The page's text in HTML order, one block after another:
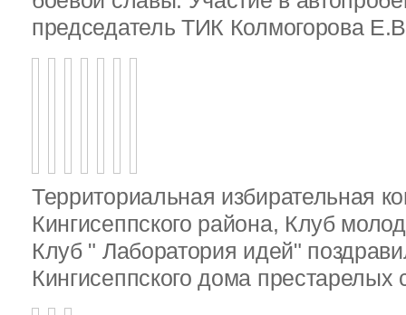
председатель ТИК Колмогорова
Территориальная избирательная
Кингисеппского района, Клуб
Клуб " Лаборатория идей"
Кингисеппского дома